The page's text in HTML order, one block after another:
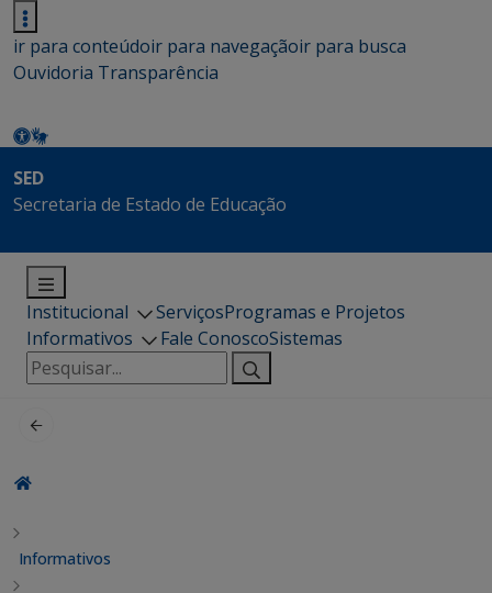
ir para conteúdoir para navegaçãoir para busca
Ouvidoria Transparência
SED
Secretaria de Estado de Educação
Institucional ServiçosProgramas e Projetos
Informativos
Fale ConoscoSistemas
Pesquisar
por:
Informativos